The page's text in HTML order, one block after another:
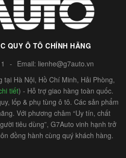
QUY Ô TÔ CHÍNH HÃNG
- Email: lienhe@g7auto.vn
tại Hà Nội, Hồ Chí Minh, Hải Phòng,
tiết) - Hỗ trợ giao hàng toàn quốc.
lốp & phụ tùng ô tô. Các sản phẩm
Với phương châm “Uy tín, chất
tiêu dùng”, G7Auto vinh hạnh trở
đồng hành cùng quý khách hàng.